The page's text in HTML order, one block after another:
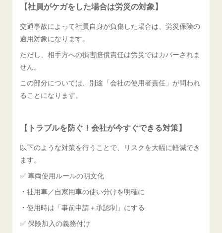
【社員がケガをした場合は労災の対象】
交通事故によって社員自身が負傷した場合は、労災保険の
適用対象になります。
ただし、相手方への損害賠償責任は労災ではカバーされま
せん。
この部分については、別途「会社の使用者責任」が問われ
ることになります。
【トラブルを防ぐ！会社が今すぐできる対策】
以下のような対策を行うことで、リスクを大幅に軽減でき
ます。
✅ 車両使用ルールの明文化
・社用車／自家用車の使い分けを明確に
・使用時は「事前申請＋承認制」にする
✅ 保険加入の義務付け